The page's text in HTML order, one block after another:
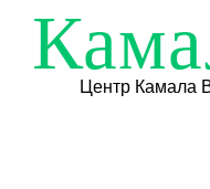
Центр Камала